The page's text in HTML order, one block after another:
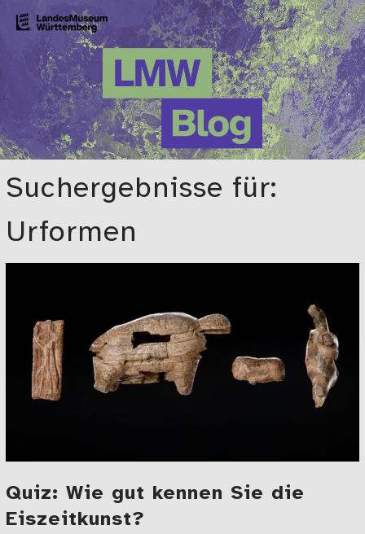
Zum Hauptinhalt springen
LMW-Blog
Der Blog des Landesmuseums Württemberg
Suchergebnisse für:
Urformen
Quiz: Wie gut kennen Sie die
Eiszeitkunst?